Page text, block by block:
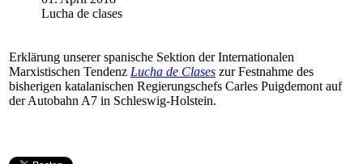
Lucha de clases
Erklärung unserer spanische Sektion der Internationalen
Marxistischen Tendenz Lucha de Clases zur Festnahme des
bisherigen katalanischen Regierungschefs Carles Puigdemont auf
der Autobahn A7 in Schleswig-Holstein.